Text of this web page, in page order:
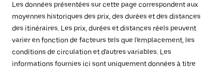
Les données présentées sur cette page correspondent aux
moyennes historiques des prix, des durées et des distances
des itinéraires. Les prix, durées et distances réels peuvent
varier en fonction de facteurs tels que l'emplacement, les
conditions de circulation et d'autres variables. Les
informations fournies ici sont uniquement données à titre